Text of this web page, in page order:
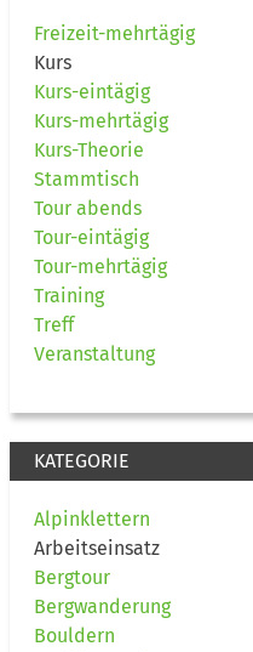
Freizeit-mehrtägig
Kurs
Kurs-eintägig
Kurs-mehrtägig
Kurs-Theorie
Stammtisch
Tour abends
Tour-eintägig
Tour-mehrtägig
Training
Treff
Veranstaltung
KATEGORIE
Alpinklettern
Arbeitseinsatz
Bergtour
Bergwanderung
Bouldern